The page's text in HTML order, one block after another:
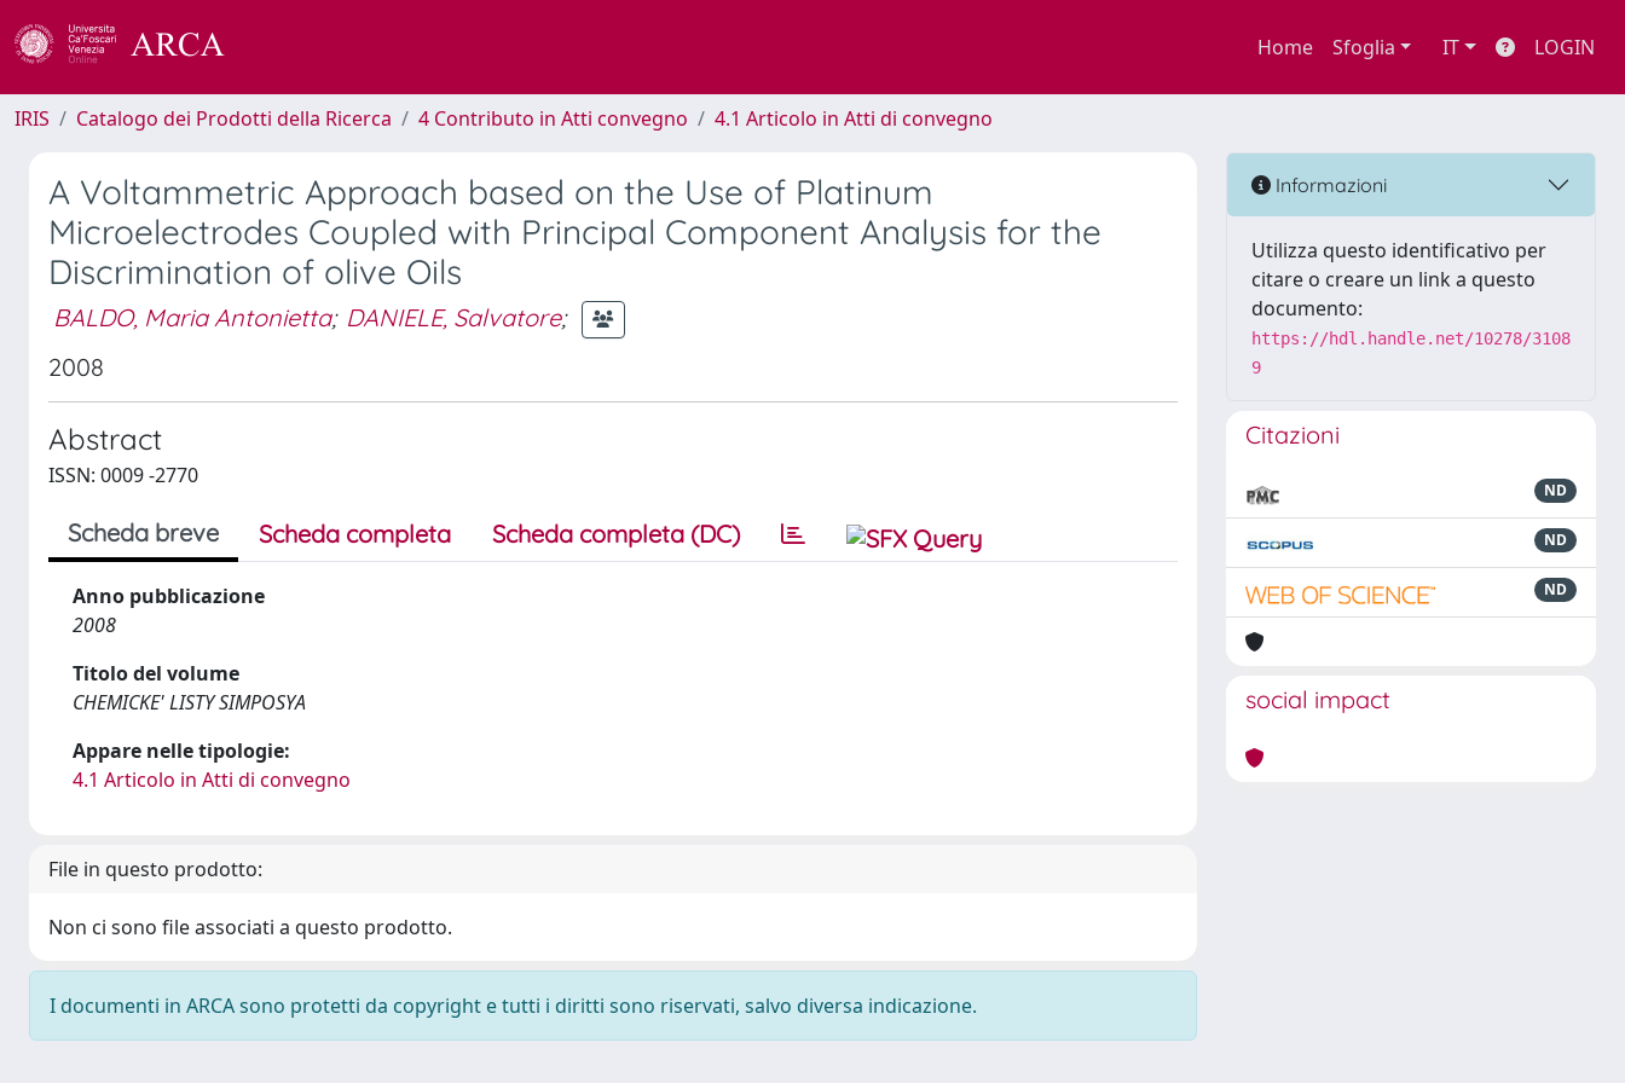
Home Sfoglia IT LOGIN
IRIS Catalogo dei Prodotti della Ricerca 4 Contributo in Atti convegno 4.1 Articolo in Atti di convegno
A Voltammetric Approach based on the Use of Platinum
Microelectrodes Coupled with Principal Component Analysis for the
Discrimination of olive Oils
BALDO, Maria Antonietta; DANIELE, Salvatore;
2008
Abstract
ISSN: 0009 -2770
Scheda breve Scheda completa Scheda completa (DC)
Anno pubblicazione
2008
Titolo del volume
CHEMICKE' LISTY SIMPOSYA
Appare nelle tipologie:
4.1 Articolo in Atti di convegno
File in questo prodotto:
Non ci sono file associati a questo prodotto.
I documenti in ARCA sono protetti da copyright e tutti i diritti sono riservati, salvo diversa indicazione.
Informazioni
Utilizza questo identificativo per
citare o creare un link a questo
documento:
https://hdl.handle.net/10278/3108
9
Citazioni
ND
ND
ND
social impact